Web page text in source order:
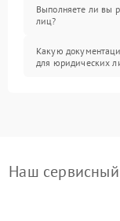
Выполняете ли вы
лиц?
Какую
для юридических
Наш